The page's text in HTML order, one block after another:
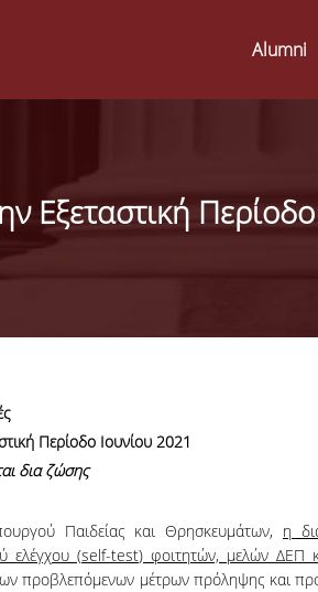
Alumni
Εξεταστική Περίοδο
Περίοδο Ιουνίου 2021
δια ζώσης
Παιδείας και Θρησκευμάτων, η
ελέγχου (self-test) φοιτητών, μελών ΔΕΠ
προβλεπόμενων μέτρων πρόληψης και
02